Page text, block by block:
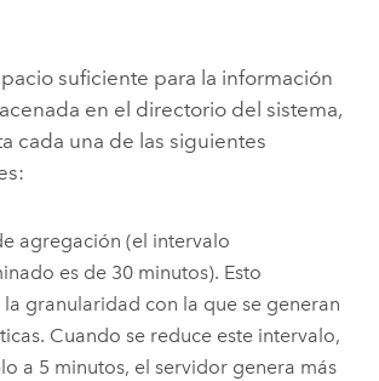
suficiente para la información
en el directorio del sistema,
cada una de las siguientes
agregación (el intervalo
es de 30 minutos). Esto
granularidad con la que se generan
Cuando se reduce este intervalo,
a 5 minutos, el servidor genera más